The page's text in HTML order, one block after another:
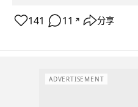
141 11 ↗ 分享
ADVERTISEMENT